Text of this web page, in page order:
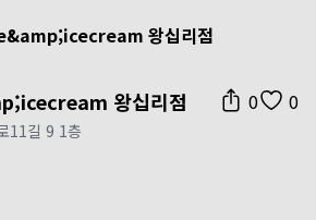
왕십리점
왕십리점 0 0
11길 9 1층